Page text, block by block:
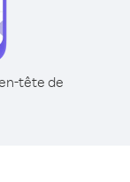
tête de